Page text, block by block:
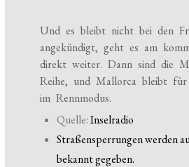
Und es bleibt nicht bei den
angekündigt, geht es am
direkt weiter. Dann sind die
Reihe, und Mallorca bleibt
im Rennmodus.
Quelle:Inselradio
Straßensperrungen werden
bekannt gegeben.